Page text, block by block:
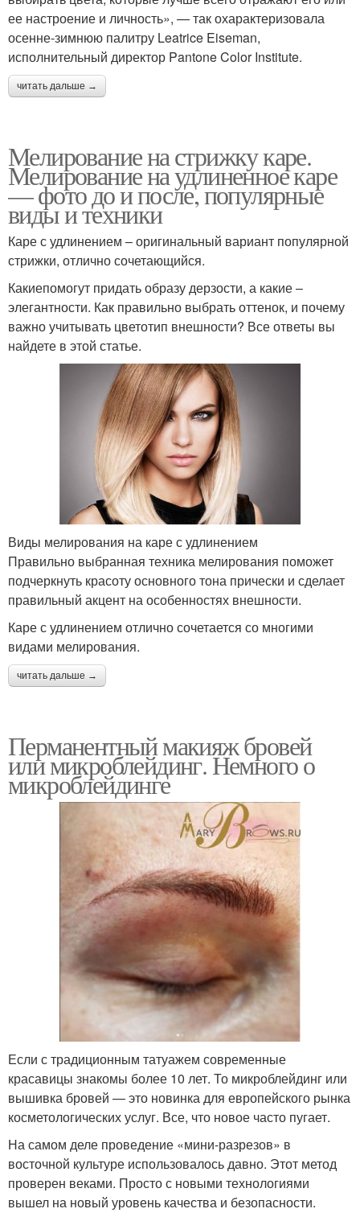
ее настроение и личность», — так охарактеризовала
осенне-зимнюю палитру Leatrice Eiseman,
исполнительный директор Pantone Color Institute.
читать дальше →
Мелирование на стрижку каре.
Мелирование на удлиненное каре
— фото до и после, популярные
виды и техники
Каре с удлинением – оригинальный вариант популярной
стрижки, отлично сочетающийся.
Какиепомогут придать образу дерзости, а какие –
элегантности. Как правильно выбрать оттенок, и почему
важно учитывать цветотип внешности? Все ответы вы
найдете в этой статье.
Виды мелирования на каре с удлинением
Правильно выбранная техника мелирования поможет
подчеркнуть красоту основного тона прически и сделает
правильный акцент на особенностях внешности.
Каре с удлинением отлично сочетается со многими
видами мелирования.
читать дальше →
Перманентный макияж бровей
или микроблейдинг. Немного о
микроблейдинге
Если с традиционным татуажем современные
красавицы знакомы более 10 лет. То микроблейдинг или
вышивка бровей — это новинка для европейского рынка
косметологических услуг. Все, что новое часто пугает.
На самом деле проведение «мини-разрезов» в
восточной культуре использовалось давно. Этот метод
проверен веками. Просто с новыми технологиями
вышел на новый уровень качества и безопасности.